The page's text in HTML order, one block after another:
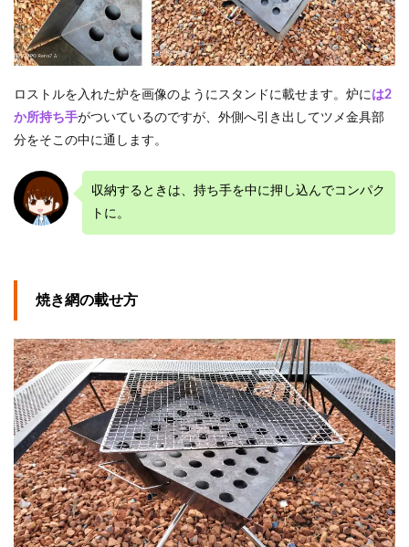
ロストルを入れた炉を画像のようにスタンドに載せます。炉に は2
か所持ち手がついているのですが、外側へ引き出してツメ金具部
分をそこの中に通します。
収納するときは、持ち手を中に押し込んでコンパク
トに。
焼き網の載せ方